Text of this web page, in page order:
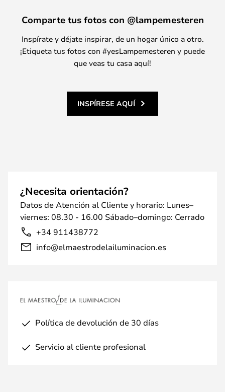
Comparte tus fotos con @lampemesteren
Inspírate y déjate inspirar, de un hogar único a otro.
¡Etiqueta tus fotos con #yesLampemesteren y puede
que veas tu casa aquí!
INSPÍRESE AQUÍ
¿Necesita orientación?
Datos de Atención al Cliente y horario: Lunes–
viernes: 08.30 - 16.00 Sábado–domingo: Cerrado
+34 911438772
info@elmaestrodelailuminacion.es
Política de devolución de 30 días
Servicio al cliente profesional